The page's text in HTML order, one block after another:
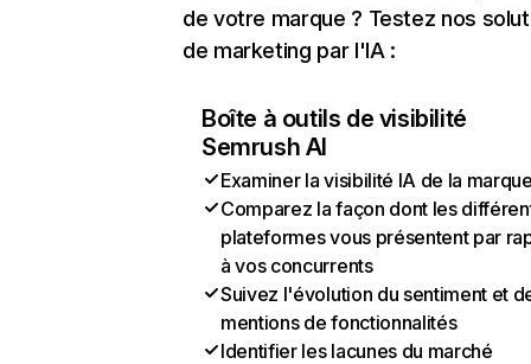
de votre marque ? Testez nos
de marketing par l'IA :
Boîte à outils de visibilité
Semrush AI
Examiner la visibilité IA de la
Comparez la façon dont les
plateformes vous présentent par
à vos concurrents
Suivez l'évolution du sentiment et
mentions de fonctionnalités
Identifier les lacunes du marché